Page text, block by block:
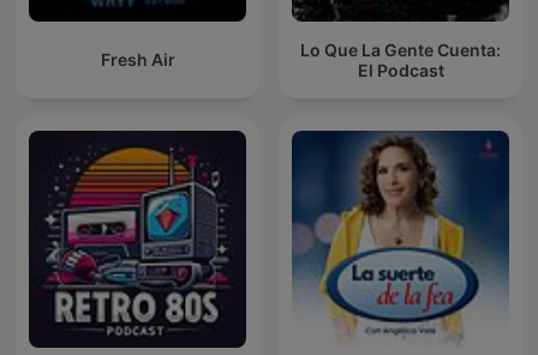
Fresh Air
Lo Que La Gente Cuenta:
El Podcast